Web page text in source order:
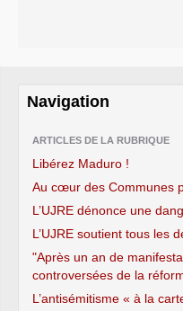
Navigation
ARTICLES DE LA RUBRIQUE
Libérez Maduro !
Au cœur des Communes
L’UJRE dénonce une
L’UJRE soutient tous les
"Après un an de
controversées de la
L’antisémitisme « à la